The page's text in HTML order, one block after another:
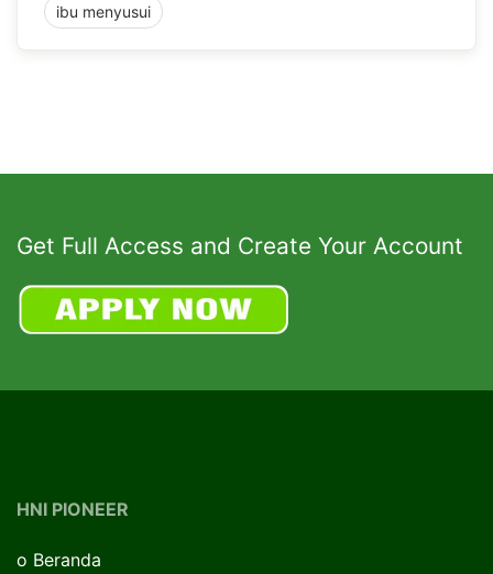
ibu menyusui
Get Full Access and Create Your Account
HNI PIONEER
o Beranda